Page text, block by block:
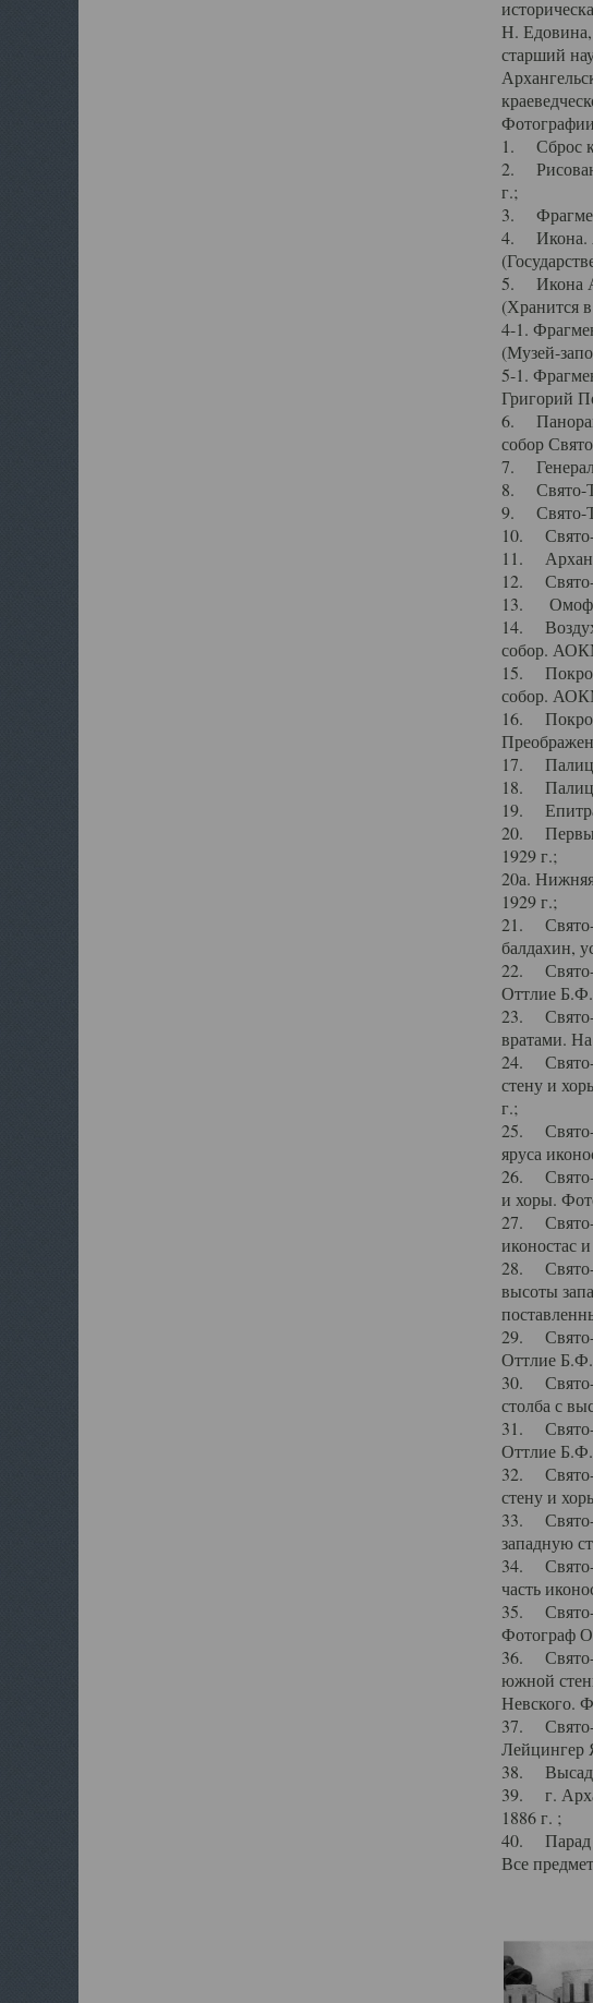
Н. Едовина,
старший
1. Сброс
2.
г.;
3.
4. Икона.
5. Икона
(Хранится
4-1.
(Музей-
5-1.
Григорий
6.
собор
7.
8. Свято-
9. Свято-
10. Свято-
11.
12. Свято-
13.
14.
собор.
15.
собор.
16.
17.
18.
19.
20. Первый
1929 г.;
20а.
1929 г.;
21. Свято-
балдахин,
22. Свято-
Оттлие
23. Свято-
вратами.
24. Свято-
стену и
г.;
25. Свято-
яруса
26. Свято-
и хоры.
27. Свято-
иконостас
28. Свято-
высоты
29. Свято-
Оттлие
30. Свято-
столба с
31. Свято-
Оттлие
32. Свято-
стену и
33. Свято-
западную
34. Свято-
часть
35. Свято-
Фотограф
36. Свято-
южной
Невского.
37. Свято-
Лейцингер
38.
39. г.
1886 г. ;
40. Парад
Все